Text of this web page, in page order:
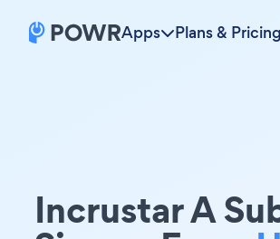
Apps Plans & Pricing
Incrustar A